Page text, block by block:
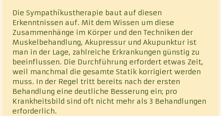
Die Sympathíkustherapie baut auf diesen
Erkenntnissen auf. Mit dem Wissen um diese
Zusammenhänge im Körper und den Techniken der
Muskelbehandlung, Akupressur und Akupunktur ist
man in der Lage, zahlreiche Erkrankungen günstig zu
beeinflussen. Die Durchführung erfordert etwas Zeit,
weil manchmal die gesamte Statik korrigiert werden
muss. In der Regel tritt bereits nach der ersten
Behandlung eine deutliche Besserung ein; pro
Krankheitsbild sind oft nicht mehr als 3 Behandlungen
erforderlich.